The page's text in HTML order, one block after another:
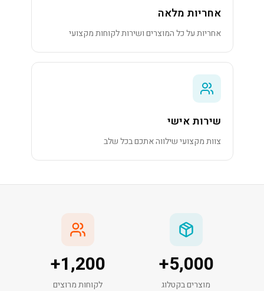
אחריות מלאה
אחריות על כל המוצרים ושירות לקוחות מקצועי
שירות אישי
צוות מקצועי שילווה אתכם בכל שלב
5,000
+
מוצרים בקטלוג
1,200
+
לקוחות מרוצים